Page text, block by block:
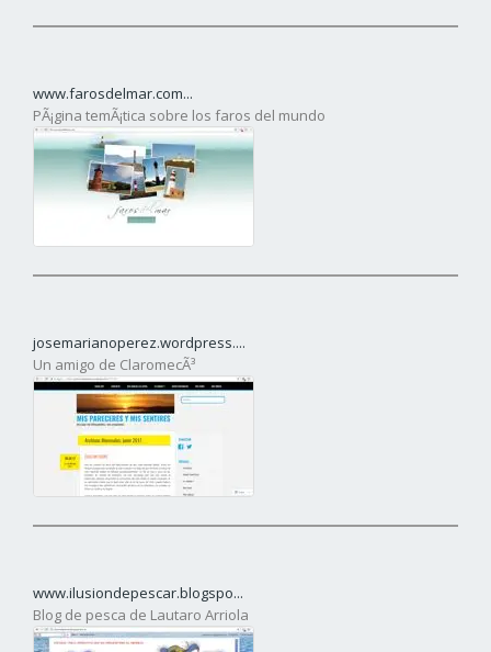
www.farosdelmar.com...
PÃ¡gina temÃ¡tica sobre los faros del mundo
josemarianoperez.wordpress....
Un amigo de ClaromecÃ³
www.ilusiondepescar.blogspo...
Blog de pesca de Lautaro Arriola